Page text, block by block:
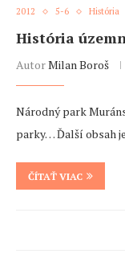
2012 5-6 História
História
AutorMilan Boroš
Národný park
parky… Ďalší obsah
ČÍTAŤ VIAC